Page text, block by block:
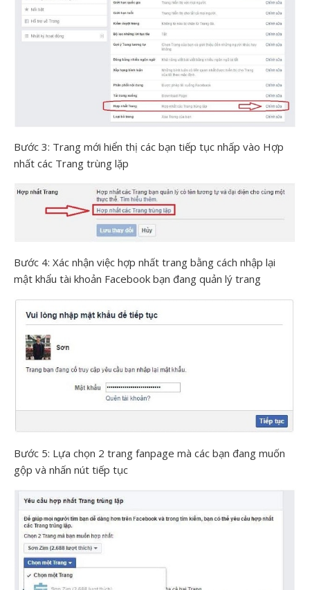
Bước 3: Trang mới hiển thị các bạn tiếp tục nhấp vào Hợp
nhất các Trang trùng lặp
Bước 4: Xác nhận việc hợp nhất trang bằng cách nhập lại
mật khẩu tài khoản Facebook bạn đang quản lý trang
Bước 5: Lựa chọn 2 trang fanpage mà các bạn đang muốn
gộp và nhấn nút tiếp tục